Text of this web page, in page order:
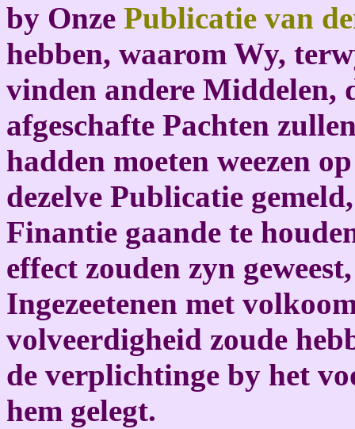
by Onze Publicatie van
hebben, waarom Wy,
vinden andere Middelen,
afgeschafte Pachten
hadden moeten weezen
dezelve Publicatie
Finantie gaande te
effect zouden zyn
Ingezeetenen met
volveerdigheid zoude
de verplichtinge by het
hem gelegt.